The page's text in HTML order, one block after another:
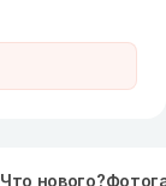
Что нового?